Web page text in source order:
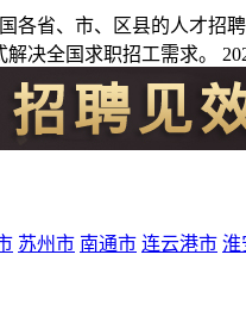
各省、市、区县的人才
决全国求职招工需求。
苏州市 南通市 连云港市 淮